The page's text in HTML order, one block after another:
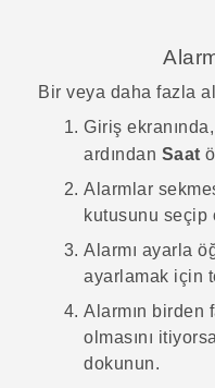
Bir veya daha fazla
Giriş ekranında,
ardından Saat
Alarmlar
kutusunu seçip
Alarmı ayarla
ayarlamak için
Alarmın birden
olmasını
dokunun.